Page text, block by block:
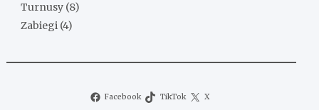
Turnusy (8)
Zabiegi (4)
Facebook TikTok X